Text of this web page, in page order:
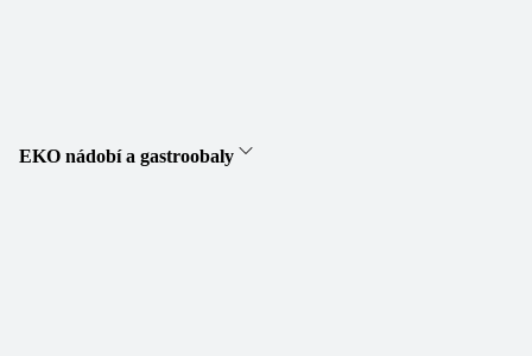
EKO nádobí a gastroobaly